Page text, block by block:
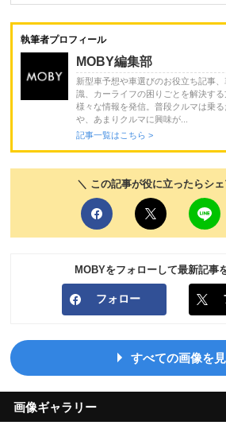
執筆者プロフィール
MOBY編集部
新型車予想や車選びのお役立ち記事
識、カーライフの困りごとを解決す
様々な情報を発信。普段クルマは乗
や、あまりクルマに興味が...
記事一覧はこちら >
＼ この記事が役に立ったらシ
MOBYをフォローして最新記事
フォロー
すべての画像を
画像ギャラリー